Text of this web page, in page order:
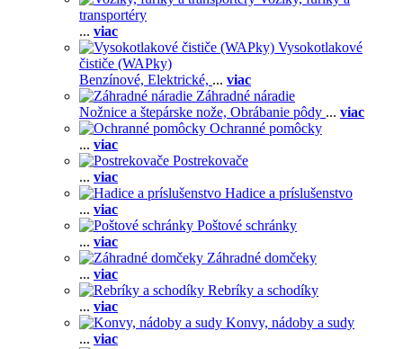
transportéry
... viac
Vysokotlakové
čističe (WAPky)
Benzínové, Elektrické, ... viac
Záhradné náradie
Nožnice a štepárske nože, Obrábanie pôdy ... viac
Ochranné pomôcky
... viac
Postrekovače
... viac
Hadice a príslušenstvo
... viac
Poštové schránky
... viac
Záhradné domčeky
... viac
Rebríky a schodíky
... viac
Konvy, nádoby a sudy
... viac